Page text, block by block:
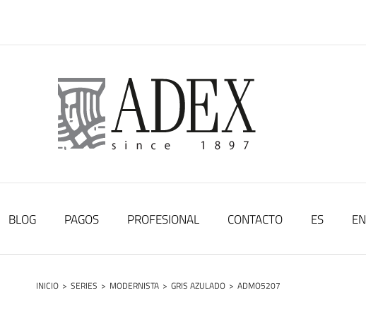
BLOG PAGOS PROFESIONAL CONTACTO ES EN
INICIO > SERIES > MODERNISTA > GRIS AZULADO > ADMO5207